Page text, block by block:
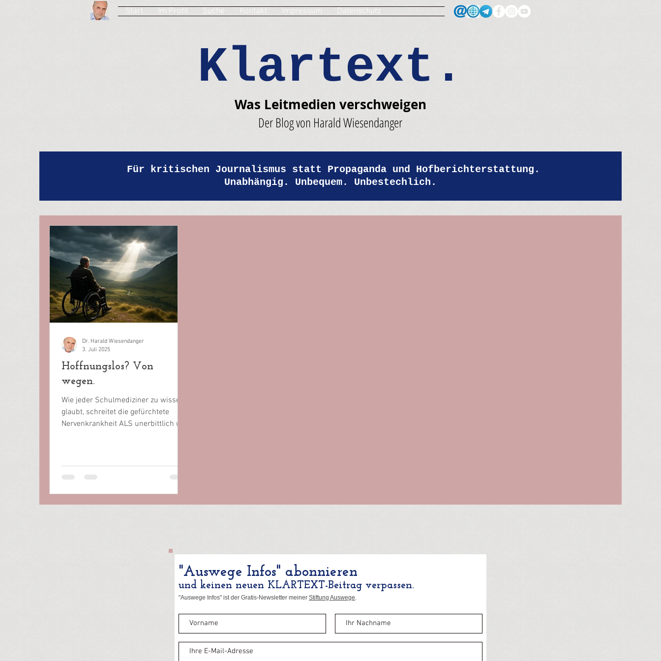
Start Im Profil Suche Kontakt Impressum Datenschutz
Klartext.
Was Leitmedien verschweigen
Der Blog von Harald Wiesendanger
Für kritischen Journalismus statt Propaganda und Hofberichterstattung.
Unabhängig. Unbequem. Unbestechlich.
Hoffnungslos? Von
wegen.
Wie jeder Schulmediziner zu wissen
glaubt, schreitet die gefürchtete
Nervenkrankheit ALS unerbittlich und
Dr. Harald Wiesendanger
3. Juli 2025
"Auswege Infos" abonnieren
und keinen neuen KLARTEXT-Beitrag verpassen.
"Auswege Infos" ist der Gratis-Newsletter meiner Stiftung Auswege